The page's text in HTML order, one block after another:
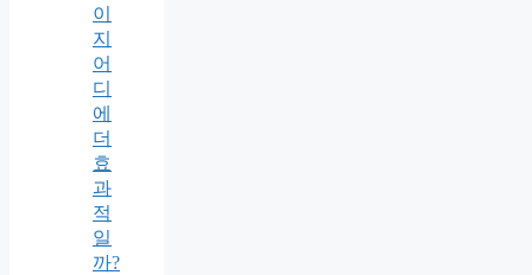
이
지
어
디
에
더
효
과
적
일
까?